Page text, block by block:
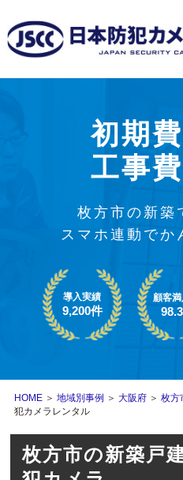
初期
工事
枚方市の新築
スマホ連動でか
導入実績
9,200件
顧客
HOME ＞地域別事例 ＞大阪府 ＞枚方
犯カメラレンタル
枚方市の新築戸